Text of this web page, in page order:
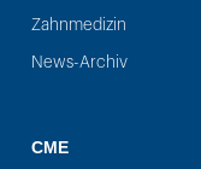
Zahnmedizin
News-Archiv
CME